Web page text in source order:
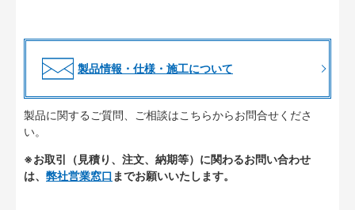
製品情報・仕様・施工について
製品に関するご質問、ご相談はこちらからお問合せくださ
い。
※お取引（見積り、注文、納期等）に関わるお問い合わせ
は、 弊社営業窓口 までお願いいたします。